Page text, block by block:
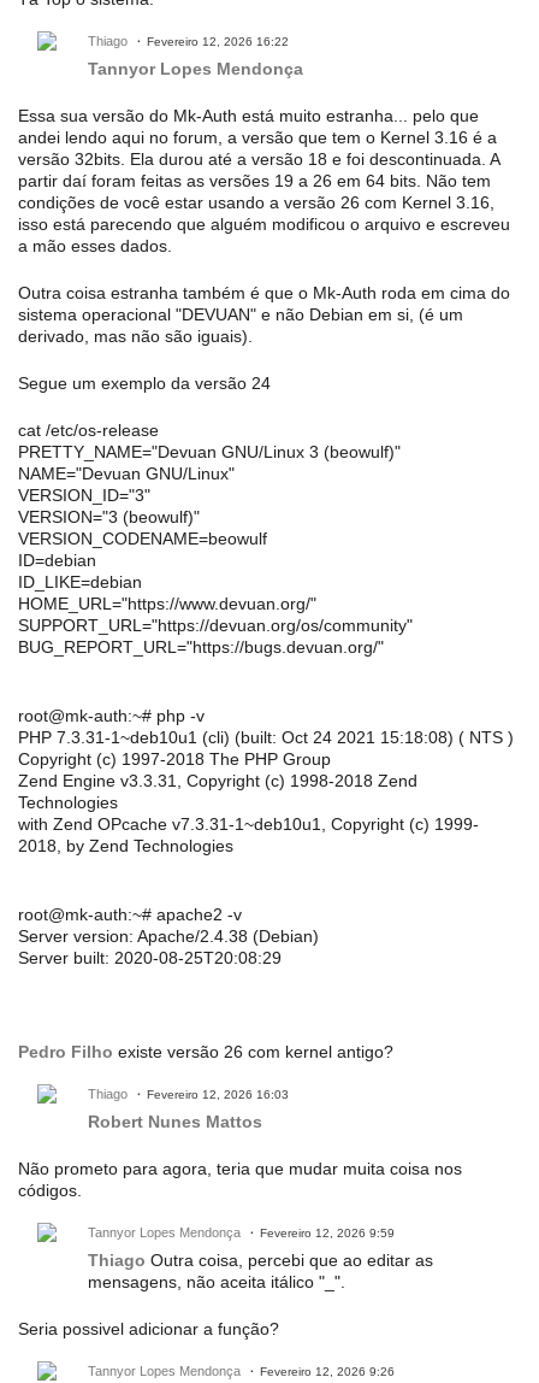
Thiago Fevereiro 12, 2026 16:22
Tannyor Lopes Mendonça
Essa sua versão do Mk-Auth está muito estranha... pelo que
andei lendo aqui no forum, a versão que tem o Kernel 3.16 é a
versão 32bits. Ela durou até a versão 18 e foi descontinuada. A
partir daí foram feitas as versões 19 a 26 em 64 bits. Não tem
condições de você estar usando a versão 26 com Kernel 3.16,
isso está parecendo que alguém modificou o arquivo e escreveu
a mão esses dados.
Outra coisa estranha também é que o Mk-Auth roda em cima do
sistema operacional "DEVUAN" e não Debian em si, (é um
derivado, mas não são iguais).
Segue um exemplo da versão 24
cat /etc/os-release
PRETTY_NAME="Devuan GNU/Linux 3 (beowulf)"
NAME="Devuan GNU/Linux"
VERSION_ID="3"
VERSION="3 (beowulf)"
VERSION_CODENAME=beowulf
ID=debian
ID_LIKE=debian
HOME_URL="https://www.devuan.org/"
SUPPORT_URL="https://devuan.org/os/community"
BUG_REPORT_URL="https://bugs.devuan.org/"
root@mk-auth:~# php -v
PHP 7.3.31-1~deb10u1 (cli) (built: Oct 24 2021 15:18:08) ( NTS )
Copyright (c) 1997-2018 The PHP Group
Zend Engine v3.3.31, Copyright (c) 1998-2018 Zend
Technologies
with Zend OPcache v7.3.31-1~deb10u1, Copyright (c) 1999-
2018, by Zend Technologies
root@mk-auth:~# apache2 -v
Server version: Apache/2.4.38 (Debian)
Server built: 2020-08-25T20:08:29
Pedro Filho existe versão 26 com kernel antigo?
Thiago Fevereiro 12, 2026 16:03
Robert Nunes Mattos
Não prometo para agora, teria que mudar muita coisa nos
códigos.
Tannyor Lopes Mendonça Fevereiro 12, 2026 9:59
Thiago Outra coisa, percebi que ao editar as
mensagens, não aceita itálico "_".
Seria possivel adicionar a função?
Tannyor Lopes Mendonça Fevereiro 12, 2026 9:26